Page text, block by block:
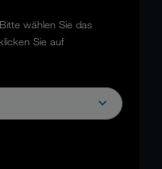
Bitte wählen Sie das
Sie auf
实例说明 Downloads